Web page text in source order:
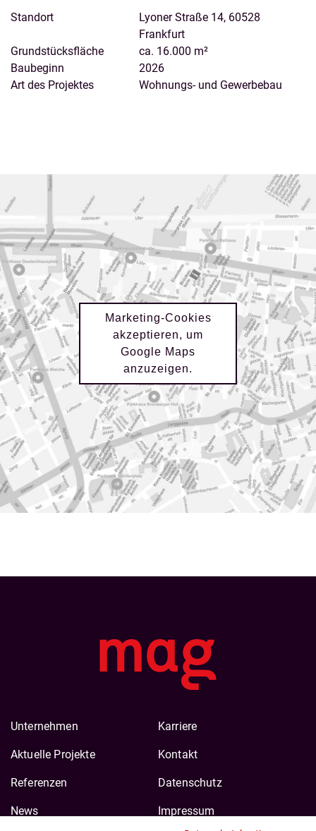
Standort
Lyoner Straße 14, 60528
Frankfurt
Grundstücksfläche
ca. 16.000 m²
Baubeginn
2026
Art des Projektes
Wohnungs- und Gewerbebau
Marketing-Cookies
akzeptieren, um
Google Maps
anzuzeigen.
Unternehmen Karriere
Aktuelle Projekte Kontakt
Referenzen Datenschutz
News Impressum